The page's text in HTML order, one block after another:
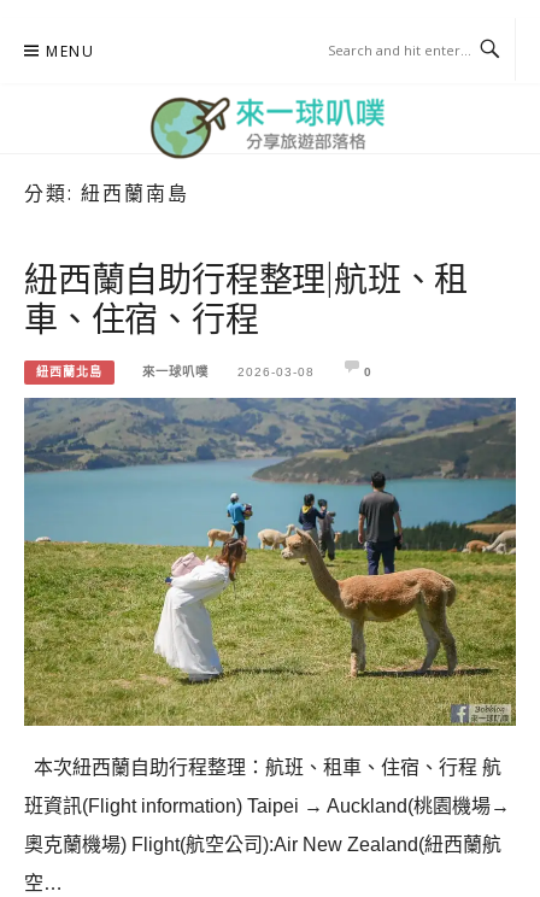
MENU
分類: 紐西蘭南島
紐西蘭自助行程整理|航班、租
車、住宿、行程
紐西蘭北島 來一球叭噗 2026-03-08 0
本次紐西蘭自助行程整理：航班、租車、住宿、行程 航
班資訊(Flight information) Taipei → Auckland(桃園機場→
奧克蘭機場) Flight(航空公司):Air New Zealand(紐西蘭航
空…